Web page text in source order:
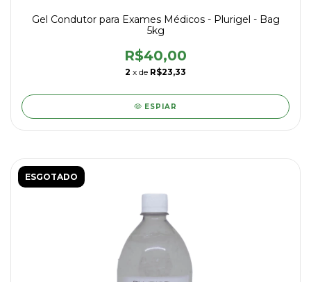
Gel Condutor para Exames Médicos - Plurigel - Bag
5kg
R$40,00
2 x de R$23,33
ESPIAR
ESGOTADO